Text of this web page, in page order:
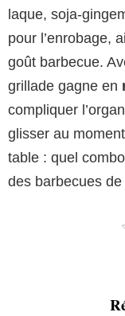
laque, soja-
pour l’enrobage,
goût barbecue.
grillade gagne en
compliquer
glisser au
table : quel
des barbecues de